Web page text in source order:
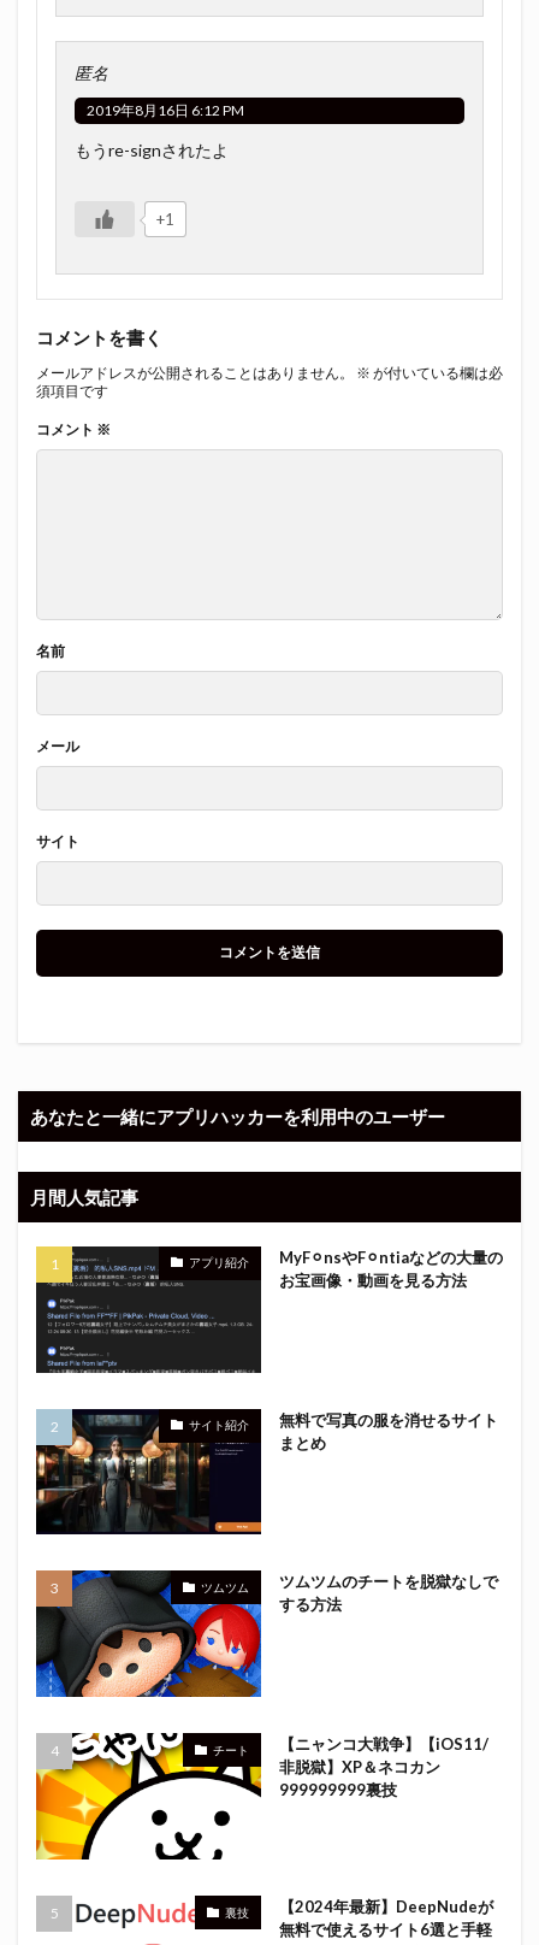
匿名
2019年8月16日 6:12 PM
もうre-signされたよ
+1
コメントを書く
メールアドレスが公開されることはありません。 ※ が付いている欄は必
須項目です
コメント ※
名前
メール
サイト
あなたと一緒にアプリハッカーを利用中のユーザー
月間人気記事
アプリ紹介
MyF⚪︎nsやF⚪︎ntiaなどの大量の
お宝画像・動画を見る方法
サイト紹介
無料で写真の服を消せるサイト
まとめ
ツムツム
ツムツムのチートを脱獄なしで
する方法
チート
【ニャンコ大戦争】【iOS11/
非脱獄】XP＆ネコカン
999999999裏技
裏技
【2024年最新】DeepNudeが
無料で使えるサイト6選と手軽